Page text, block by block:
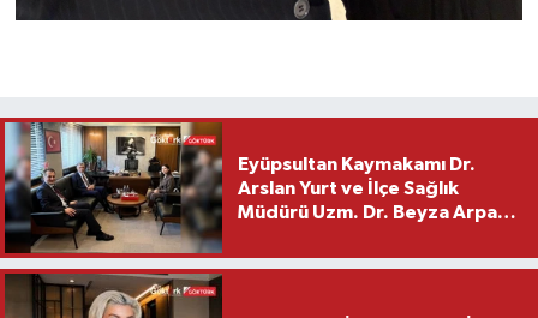
Eyüpsultan Kaymakamı Dr.
Arslan Yurt ve İlçe Sağlık
Müdürü Uzm. Dr. Beyza Arpacı
Ziyareti